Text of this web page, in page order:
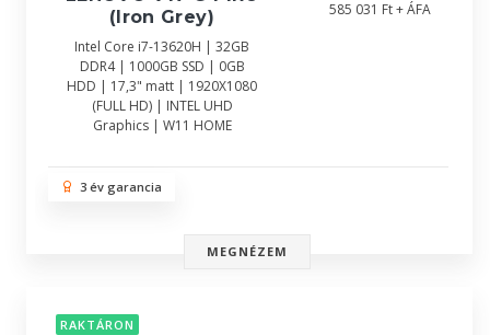
(Iron Grey)
Intel Core i7-13620H | 32GB
DDR4 | 1000GB SSD | 0GB
HDD | 17,3" matt | 1920X1080
(FULL HD) | INTEL UHD
Graphics | W11 HOME
585 031 Ft + ÁFA
3 év garancia
MEGNÉZEM
RAKTÁRON